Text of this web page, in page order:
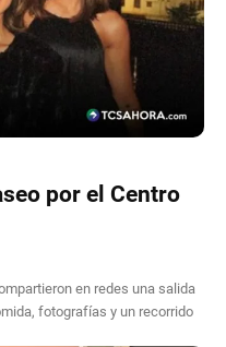
por el Centro
en redes una salida
fotografías y un recorrido